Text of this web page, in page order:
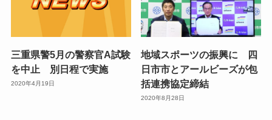
三重県警5月の警察官A試験
を中止 別日程で実施
2020年4月19日
地域スポーツの振興に 四
日市市とアールビーズが包
括連携協定締結
2020年8月28日